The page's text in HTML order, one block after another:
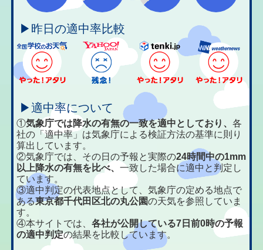
▶昨日の適中率比較
▶適中率について
①気象庁では降水の有無の一致を適中としており、各
社の「適中率」は気象庁による検証方法の基準に則り
算出しています。
②気象庁では、その日の予報と実際の24時間中の1mm
以上降水の有無を比べ、一致した場合に適中と判定し
ています。
③適中判定の代表地点として、気象庁の定める地点で
ある東京都千代田区北の丸公園の天気を参照していま
す。
④本サイトでは、各社が公開している7日前0時の予報
の適中判定の結果を比較しています。